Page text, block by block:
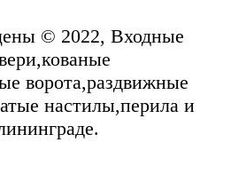
© 2022, Входные
ворота,раздвижные
настилы,перила и